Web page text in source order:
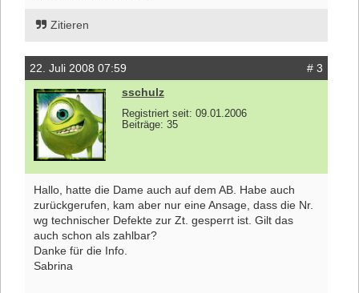
Zitieren
22. Juli 2008 07:59
# 3
sschulz
Registriert seit: 09.01.2006
Beiträge: 35
Hallo, hatte die Dame auch auf dem AB. Habe auch
zurückgerufen, kam aber nur eine Ansage, dass die Nr.
wg technischer Defekte zur Zt. gesperrt ist. Gilt das
auch schon als zahlbar?
Danke für die Info.
Sabrina